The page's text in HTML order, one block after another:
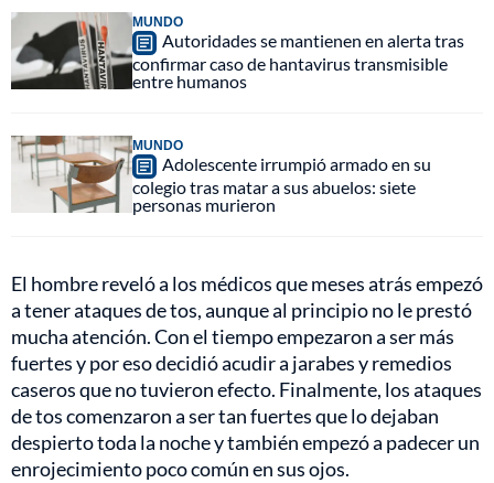
MUNDO
Autoridades se mantienen en alerta tras
confirmar caso de hantavirus transmisible
entre humanos
MUNDO
Adolescente irrumpió armado en su
colegio tras matar a sus abuelos: siete
personas murieron
El hombre reveló a los médicos que meses atrás empezó
a tener ataques de tos, aunque al principio no le prestó
mucha atención. Con el tiempo empezaron a ser más
fuertes y por eso decidió acudir a jarabes y remedios
caseros que no tuvieron efecto. Finalmente, los ataques
de tos comenzaron a ser tan fuertes que lo dejaban
despierto toda la noche y también empezó a padecer un
enrojecimiento poco común en sus ojos.